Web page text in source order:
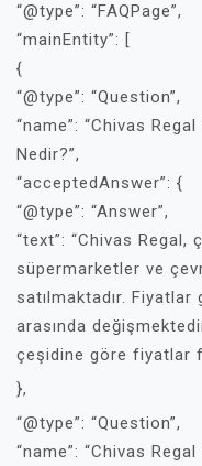
“@type”: “FAQPage”,
“mainEntity”: [
{
“@type”: “Question”,
“name”: “Chivas Regal
Nedir?”,
“acceptedAnswer”: {
“@type”: “Answer”,
“text”: “Chivas Regal,
süpermarketler ve
satılmaktadır.
arasında
çeşidine göre fiyatlar
},
“@type”: “Question”,
“name”: “Chivas